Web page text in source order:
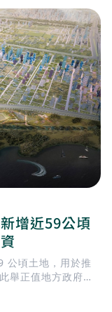
增近59公頃
公頃土地，用於推
舉正值地方政府加
入營運，同時持續
的投資需求。